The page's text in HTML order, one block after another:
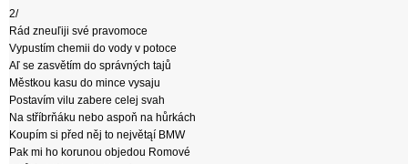
2/
Rád zneuľiji své pravomoce
Vypustím chemii do vody v potoce
Aľ se zasvětím do správných tajů
Městkou kasu do mince vysaju
Postavím vilu zabere celej svah
Na stříbrňáku nebo aspoň na hůrkách
Koupím si před něj to největąí BMW
Pak mi ho korunou objedou Romové